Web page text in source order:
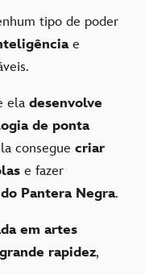
tipo de poder
e
ela desenvolve
de ponta
consegue criar
e fazer
Pantera Negra.
em artes
grande rapidez,